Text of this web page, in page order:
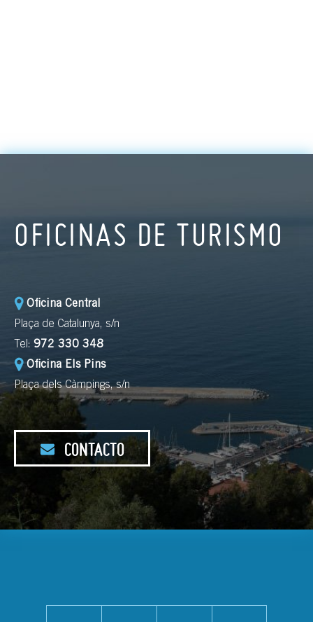
OFICINAS DE TURISMO
Oficina Central
Plaça de Catalunya, s/n
Tel: 972 330 348
Oficina Els Pins
Plaça dels Càmpings, s/n
CONTACTO